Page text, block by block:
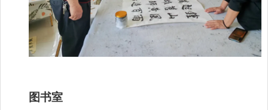
图书室